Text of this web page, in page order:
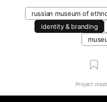
russian museum of
identity & branding
Project